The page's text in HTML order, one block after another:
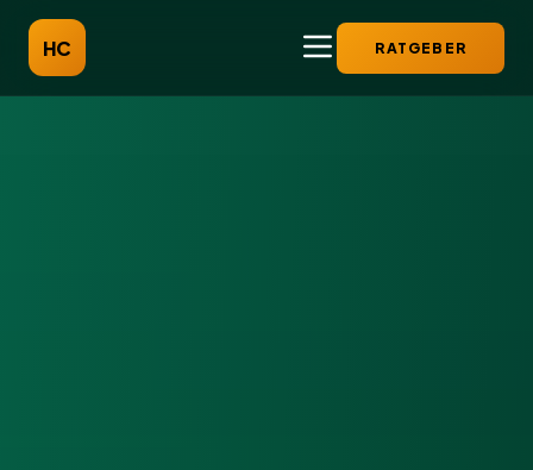
HC RATGEBER